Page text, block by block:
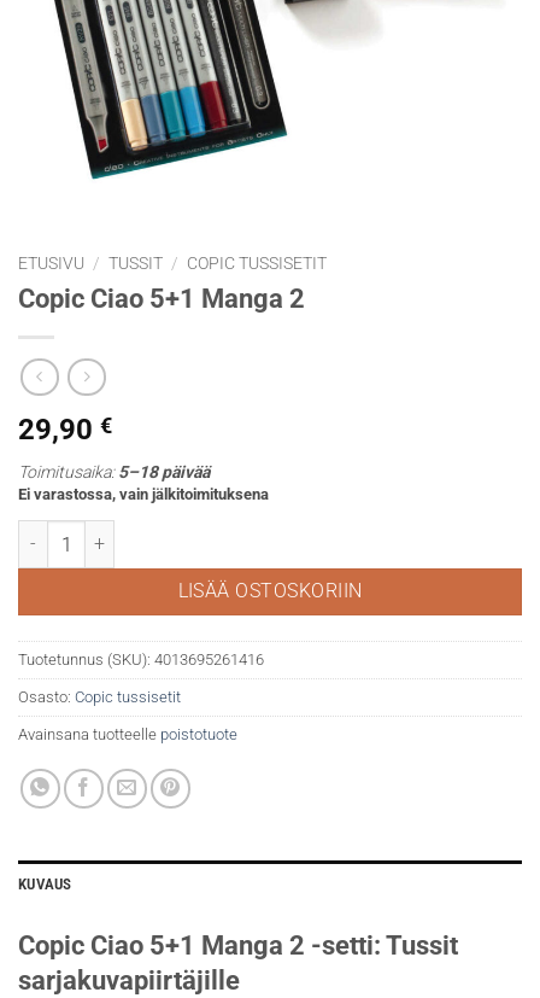
ETUSIVU / TUSSIT / COPIC TUSSISETIT
Copic Ciao 5+1 Manga 2
29,90 €
Toimitusaika:5–18 päivää
Ei varastossa, vain jälkitoimituksena
Copic Ciao 5+1 Manga 2 määrä
LISÄÄ OSTOSKORIIN
Tuotetunnus (SKU): 4013695261416
Osasto: Copic tussisetit
Avainsana tuotteelle poistotuote
KUVAUS
Copic Ciao 5+1 Manga 2 -setti: Tussit
sarjakuvapiirtäjille